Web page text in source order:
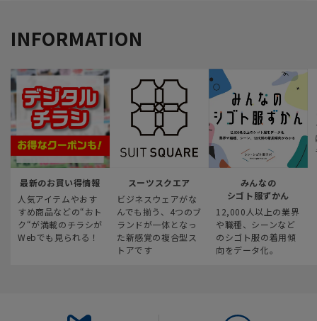
INFORMATION
最新のお買い得情報
人気アイテムやおす
すめ商品などの“おト
ク“が満載のチラシが
Webでも見られる！
スーツスクエア
ビジネスウェアがな
んでも揃う、4つのブ
ランドが一体となっ
た新感覚の複合型ス
トアです
みんなの
シゴト服ずかん
12,000人以上の業界
や職種、シーンなど
のシゴト服の着用傾
向をデータ化。